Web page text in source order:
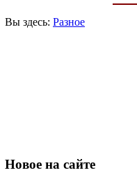
Вы здесь: Разное
Новое на сайте